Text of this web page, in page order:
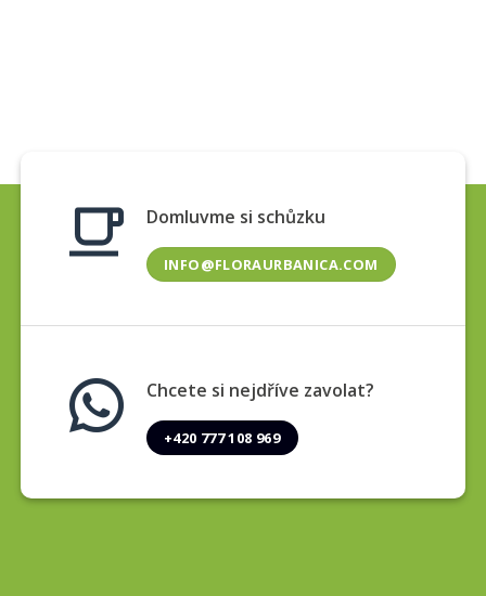
Domluvme si schůzku
INFO@FLORAURBANICA.COM
Chcete si nejdříve zavolat?
+420 777 108 969